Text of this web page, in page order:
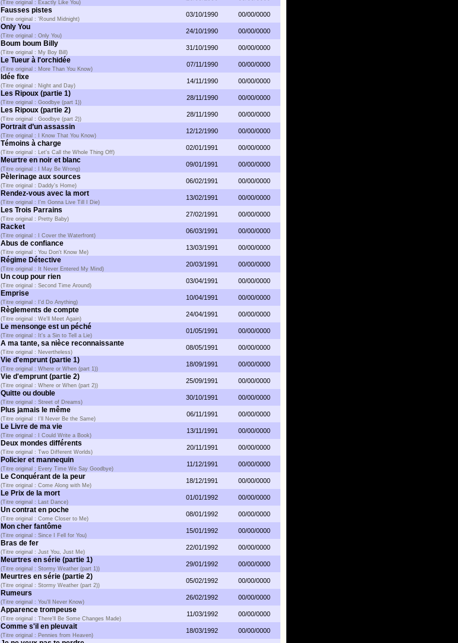
(Titre original : Exactly Like You)
Fausses pistes
(Titre original : 'Round Midnight)
03/10/1990
00/00/0000
Only You
(Titre original : Only You)
24/10/1990
00/00/0000
Boum boum Billy
(Titre original : My Boy Bill)
31/10/1990
00/00/0000
Le Tueur à l'orchidée
(Titre original : More Than You Know)
07/11/1990
00/00/0000
Idée fixe
(Titre original : Night and Day)
14/11/1990
00/00/0000
Les Ripoux (partie 1)
(Titre original : Goodbye (part 1))
28/11/1990
00/00/0000
Les Ripoux (partie 2)
(Titre original : Goodbye (part 2))
28/11/1990
00/00/0000
Portrait d’un assassin
(Titre original : I Know That You Know)
12/12/1990
00/00/0000
Témoins à charge
(Titre original : Let's Call the Whole Thing Off)
02/01/1991
00/00/0000
Meurtre en noir et blanc
(Titre original : I May Be Wrong)
09/01/1991
00/00/0000
Pèlerinage aux sources
(Titre original : Daddy's Home)
06/02/1991
00/00/0000
Rendez-vous avec la mort
(Titre original : I'm Gonna Live Till I Die)
13/02/1991
00/00/0000
Les Trois Parrains
(Titre original : Pretty Baby)
27/02/1991
00/00/0000
Racket
(Titre original : I Cover the Waterfront)
06/03/1991
00/00/0000
Abus de confiance
(Titre original : You Don't Know Me)
13/03/1991
00/00/0000
Régime Détective
(Titre original : It Never Entered My Mind)
20/03/1991
00/00/0000
Un coup pour rien
(Titre original : Second Time Around)
03/04/1991
00/00/0000
Emprise
(Titre original : I'd Do Anything)
10/04/1991
00/00/0000
Règlements de compte
(Titre original : We'll Meet Again)
24/04/1991
00/00/0000
Le mensonge est un péché
(Titre original : It's a Sin to Tell a Lie)
01/05/1991
00/00/0000
A ma tante, sa nièce reconnaissante
(Titre original : Nevertheless)
08/05/1991
00/00/0000
Vie d'emprunt (partie 1)
(Titre original : Where or When (part 1))
18/09/1991
00/00/0000
Vie d'emprunt (partie 2)
(Titre original : Where or When (part 2))
25/09/1991
00/00/0000
Quitte ou double
(Titre original : Street of Dreams)
30/10/1991
00/00/0000
Plus jamais le même
(Titre original : I'll Never Be the Same)
06/11/1991
00/00/0000
Le Livre de ma vie
(Titre original : I Could Write a Book)
13/11/1991
00/00/0000
Deux mondes différents
(Titre original : Two Different Worlds)
20/11/1991
00/00/0000
Policier et mannequin
(Titre original : Every Time We Say Goodbye)
11/12/1991
00/00/0000
Le Conquérant de la peur
(Titre original : Come Along with Me)
18/12/1991
00/00/0000
Le Prix de la mort
(Titre original : Last Dance)
01/01/1992
00/00/0000
Un contrat en poche
(Titre original : Come Closer to Me)
08/01/1992
00/00/0000
Mon cher fantôme
(Titre original : Since I Fell for You)
15/01/1992
00/00/0000
Bras de fer
(Titre original : Just You, Just Me)
22/01/1992
00/00/0000
Meurtres en série (partie 1)
(Titre original : Stormy Weather (part 1))
29/01/1992
00/00/0000
Meurtres en série (partie 2)
(Titre original : Stormy Weather (part 2))
05/02/1992
00/00/0000
Rumeurs
(Titre original : You'll Never Know)
26/02/1992
00/00/0000
Apparence trompeuse
(Titre original : There'll Be Some Changes Made)
11/03/1992
00/00/0000
Comme s'il en pleuvait
(Titre original : Pennies from Heaven)
18/03/1992
00/00/0000